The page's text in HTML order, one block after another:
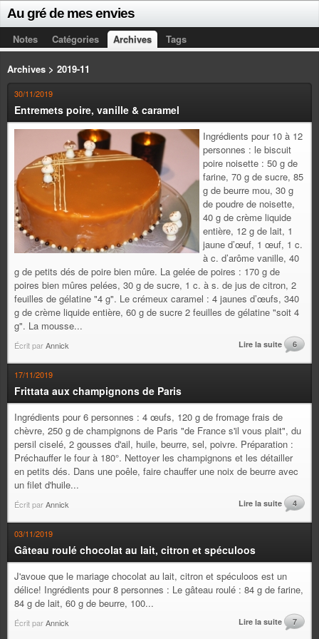
Au gré de mes envies
Notes Catégories Archives Tags
Archives > 2019-11
30/11/2019
Entremets poire, vanille & caramel
Ingrédients pour 10 à 12
personnes : le biscuit
poire noisette : 50 g de
farine, 70 g de sucre, 85
g de beurre mou, 30 g
de poudre de noisette,
40 g de crème liquide
entière, 12 g de lait, 1
jaune d’œuf, 1 œuf, 1 c.
à c. d’arôme vanille, 40
g de petits dés de poire bien mûre. La gelée de poires : 170 g de
poires bien mûres pelées, 30 g de sucre, 1 c. à s. de jus de citron, 2
feuilles de gélatine "4 g". Le crémeux caramel : 4 jaunes d’œufs, 340
g de crème liquide entière, 60 g de sucre 2 feuilles de gélatine "soit 4
g". La mousse...
Écrit parAnnick Lire la suite 6
17/11/2019
Frittata aux champignons de Paris
Ingrédients pour 6 personnes : 4 œufs, 120 g de fromage frais de
chèvre, 250 g de champignons de Paris "de France s'il vous plait", du
persil ciselé, 2 gousses d'ail, huile, beurre, sel, poivre. Préparation :
Préchauffer le four à 180°. Nettoyer les champignons et les détailler
en petits dés. Dans une poêle, faire chauffer une noix de beurre avec
un filet d'huile...
Écrit parAnnick Lire la suite 4
03/11/2019
Gâteau roulé chocolat au lait, citron et spéculoos
J'avoue que le mariage chocolat au lait, citron et spéculoos est un
délice! Ingrédients pour 8 personnes : Le gâteau roulé : 84 g de farine,
84 g de lait, 60 g de beurre, 100...
Écrit parAnnick Lire la suite 7